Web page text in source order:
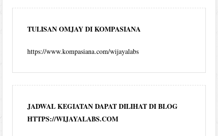
TULISAN OMJAY DI KOMPASIANA
https://www.kompasiana.com/wijayalabs
JADWAL KEGIATAN DAPAT DILIHAT DI BLOG
HTTPS://WIJAYALABS.COM